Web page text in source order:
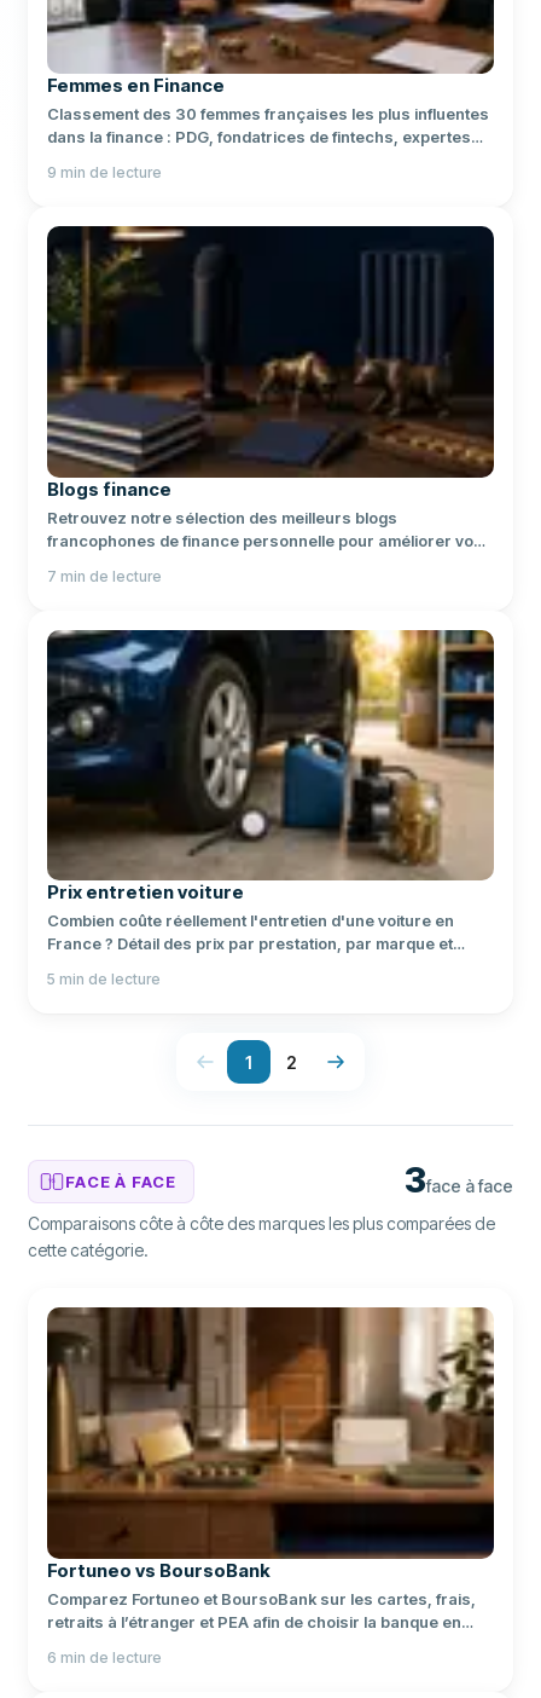
Femmes en Finance
Classement des 30 femmes françaises les plus influentes
dans la finance : PDG, fondatrices de fintechs, expertes
9 min de lecture
Blogs finance
Retrouvez notre sélection des meilleurs blogs
francophones de finance personnelle pour améliorer vos
7 min de lecture
Prix entretien voiture
Combien coûte réellement l'entretien d'une voiture en
France ? Détail des prix par prestation, par marque et
5 min de lecture
1 2
VS FACE À FACE 3face à face
Comparaisons côte à côte des marques les plus comparées de
cette catégorie.
Fortuneo vs BoursoBank
Comparez Fortuneo et BoursoBank sur les cartes, frais,
retraits à l’étranger et PEA afin de choisir la banque en
6 min de lecture